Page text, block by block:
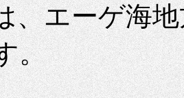
、エーゲ海
。